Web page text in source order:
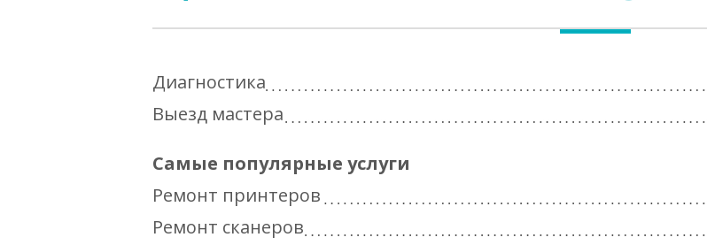
Диагностика
Выезд мастера
Самые популярные услуги
Ремонт принтеров
Ремонт сканеров